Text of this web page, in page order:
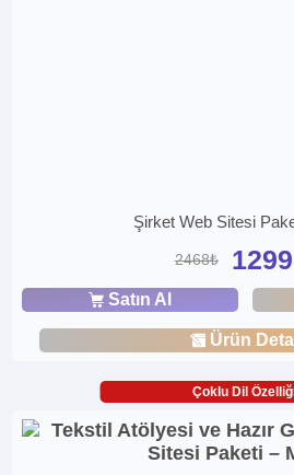
Şirket Web Sitesi
2468₺
Satın Al
Ürün
Çoklu Dil